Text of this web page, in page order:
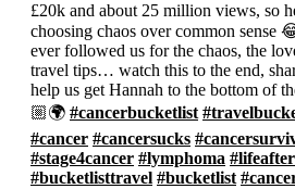
£20k and about 25 million views, so
choosing chaos over common sense
ever followed us for the chaos, the
travel tips… watch this to the end,
help us get Hannah to the bottom of
🏼🌍 #cancerbucketlist
#cancer #cancersucks
#stage4cancer #lymphoma
#bucketlisttravel #bucketlist